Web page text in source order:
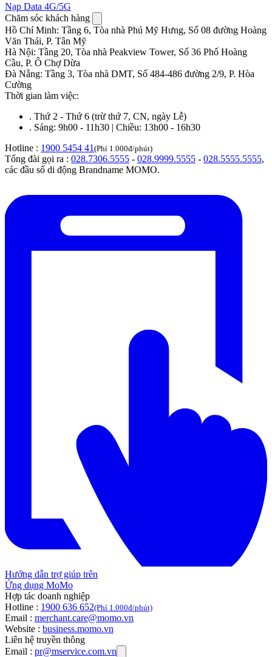
Nạp Data 4G/5G
Chăm sóc khách hàng
Hồ Chí Minh: Tầng 6, Tòa nhà Phú Mỹ Hưng, Số 08 đường Hoàng
Văn Thái, P. Tân Mỹ
Hà Nội: Tầng 20, Tòa nhà Peakview Tower, Số 36 Phố Hoàng
Cầu, P. Ô Chợ Dừa
Đà Nẵng: Tầng 3, Tòa nhà DMT, Số 484-486 đường 2/9, P. Hòa
Cường
Thời gian làm việc:
. Thứ 2 - Thứ 6 (trừ thứ 7, CN, ngày Lễ)
. Sáng: 9h00 - 11h30 | Chiều: 13h00 - 16h30
Hotline : 1900 5454 41 (Phí 1.000đ/phút)
Tổng đài gọi ra : 028.7306.5555 - 028.9999.5555 - 028.5555.5555,
các đầu số di động Brandname MOMO.
Hướng dẫn trợ giúp trên
Ứng dụng MoMo
Hợp tác doanh nghiệp
Hotline : 1900 636 652(Phí 1.000đ/phút)
Email : merchant.care@momo.vn
Website : business.momo.vn
Liên hệ truyền thông
Email : pr@mservice.com.vn